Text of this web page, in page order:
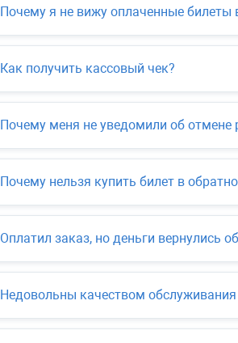
Почему я не вижу оплаченные билеты
Как получить кассовый чек?
Почему меня не уведомили об отмене
Почему нельзя купить билет в
Оплатил заказ, но деньги вернулись
Недовольны качеством